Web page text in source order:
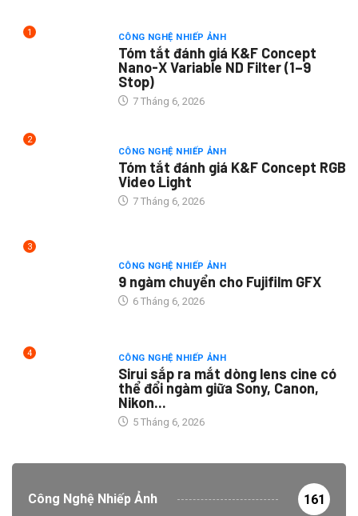
1 CÔNG NGHỆ NHIẾP ẢNH
Tóm tắt đánh giá K&F Concept
Nano-X Variable ND Filter (1–9
Stop)
7 Tháng 6, 2026
2
CÔNG NGHỆ NHIẾP ẢNH
Tóm tắt đánh giá K&F Concept RGB
Video Light
7 Tháng 6, 2026
3
CÔNG NGHỆ NHIẾP ẢNH
9 ngàm chuyển cho Fujifilm GFX
6 Tháng 6, 2026
4 CÔNG NGHỆ NHIẾP ẢNH
Sirui sắp ra mắt dòng lens cine có
thể đổi ngàm giữa Sony, Canon,
Nikon...
5 Tháng 6, 2026
Công Nghệ Nhiếp Ảnh 161